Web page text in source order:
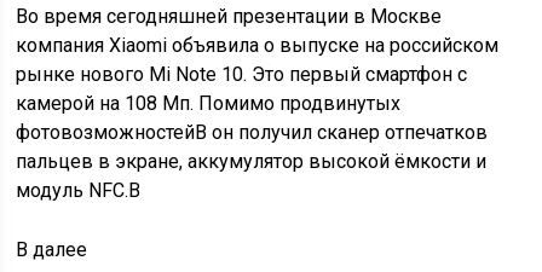
Во время сегодняшней презентации в Москве
компания Xiaomi объявила о выпуске на российском
рынке нового Mi Note 10. Это первый смартфон с
камерой на 108 Мп. Помимо продвинутых
фотовозможностейВ он получил сканер отпечатков
пальцев в экране, аккумулятор высокой ёмкости и
модуль NFC.В
Вдалее